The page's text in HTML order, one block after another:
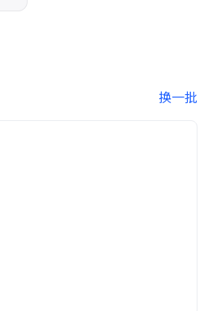
换一批